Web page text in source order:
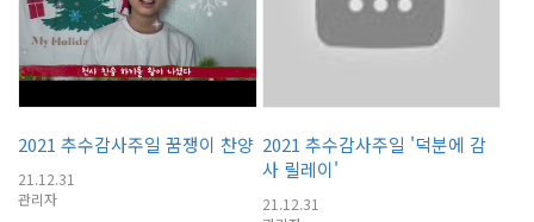
2021 추수감사주일 꿈쟁이 찬양
21.12.31
관리자
2021 추수감사주일 '덕분에 감
사 릴레이'
21.12.31